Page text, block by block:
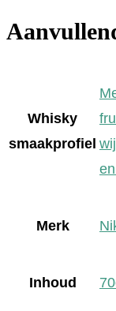
Whisky
smaakprofiel
Merk
Inhoud